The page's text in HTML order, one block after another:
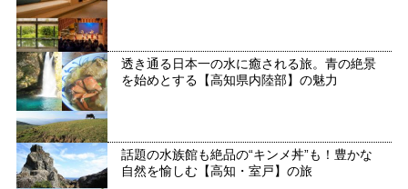
透き通る日本一の水に癒される旅。青の絶景
を始めとする【高知県内陸部】の魅力
話題の水族館も絶品の“キンメ丼”も！豊かな
自然を愉しむ【高知・室戸】の旅